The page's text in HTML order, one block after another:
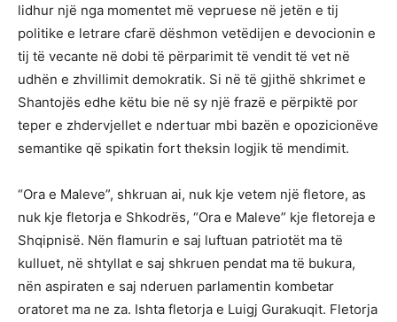
lidhur një nga momentet më vepruese në jetën e tij
politike e letrare cfarë dëshmon vetëdijen e devocionin e
tij të vecante në dobi të përparimit të vendit të vet në
udhën e zhvillimit demokratik. Si në të gjithë shkrimet e
Shantojës edhe këtu bie në sy një frazë e përpiktë por
teper e zhdervjellet e ndertuar mbi bazën e opozicionëve
semantike që spikatin fort theksin logjik të mendimit.
“Ora e Maleve”, shkruan ai, nuk kje vetem një fletore, as
nuk kje fletorja e Shkodrës, “Ora e Maleve” kje fletoreja e
Shqipnisë. Nën flamurin e saj luftuan patriotët ma të
kulluet, në shtyllat e saj shkruen pendat ma të bukura,
nën aspiraten e saj nderuen parlamentin kombetar
oratoret ma ne za. Ishta fletorja e Luigj Gurakuqit. Fletorja